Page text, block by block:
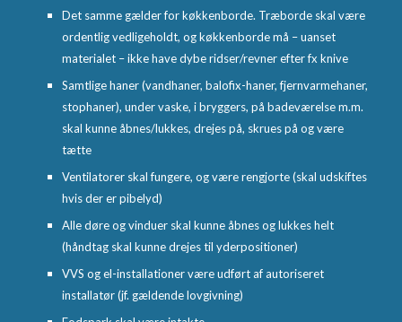
Det samme gælder for køkkenborde. Træborde skal være
ordentlig vedligeholdt, og køkkenborde må – uanset
materialet – ikke have dybe ridser/revner efter fx knive
Samtlige haner (vandhaner, balofix-haner, fjernvarmehaner,
stophaner), under vaske, i bryggers, på badeværelse m.m.
skal kunne åbnes/lukkes, drejes på, skrues på og være
tætte
Ventilatorer skal fungere, og være rengjorte (skal udskiftes
hvis der er pibelyd)
Alle døre og vinduer skal kunne åbnes og lukkes helt
(håndtag skal kunne drejes til yderpositioner)
VVS og el-installationer være udført af autoriseret
installatør (jf. gældende lovgivning)